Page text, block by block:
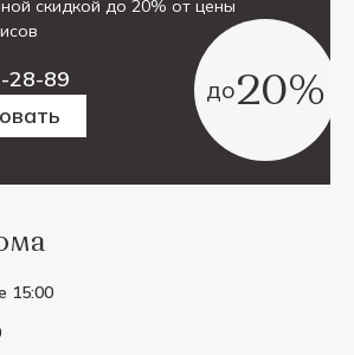
до20%
скидкой до 20% от цены
28-89
15:00